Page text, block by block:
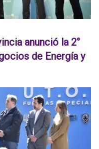
anunció la 2°
de Energía y